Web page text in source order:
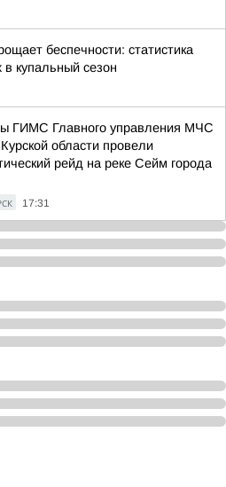
беспечности: статистика
в купальный сезон
ГИМС Главного управления МЧС
области провели
рейд на реке Сейм города
17:31